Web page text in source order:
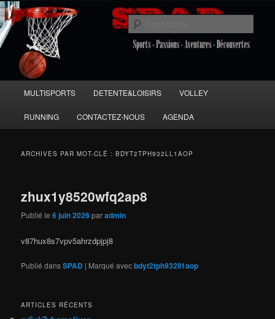
Aller
au
contenu
principal
Aller
au
contenu
secondaireSPAD 86
Sports Passions Aventures et Découvertes
principal
MULTISPORTS DETENTE&LOISIRS VOLLEY
RUNNING CONTACTEZ-NOUS AGENDA
ARCHIVES PAR MOT-CLÉ :BDYT2TPH932LL1AOP
zhux1y8520wfq2ap8
Publié le6 juin 2026paradmin
v87hux8s7vpv5ahrzdpjpj8
Publié dansSPAD | Marqué avecbdyt2tph932ll1aop
ARTICLES RÉCENTS